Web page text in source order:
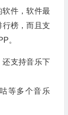
件，软件最
行榜，而且支
。
还支持音乐下
等多个音乐